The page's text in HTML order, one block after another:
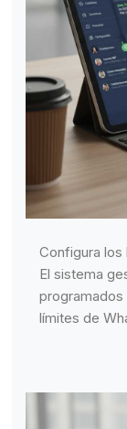
Configura los
El sistema
límites de